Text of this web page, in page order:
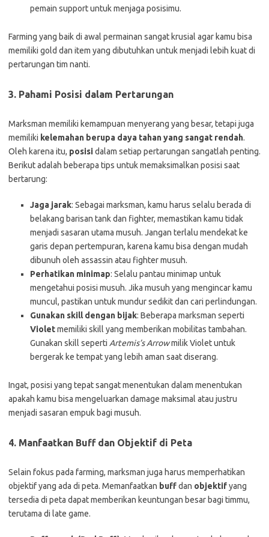
pemain support untuk menjaga posisimu.
Farming yang baik di awal permainan sangat krusial agar kamu bisa
memiliki gold dan item yang dibutuhkan untuk menjadi lebih kuat di
pertarungan tim nanti.
3. Pahami Posisi dalam Pertarungan
Marksman memiliki kemampuan menyerang yang besar, tetapi juga
memiliki kelemahan berupa daya tahan yang sangat rendah.
Oleh karena itu, posisidalam setiap pertarungan sangatlah penting.
Berikut adalah beberapa tips untuk memaksimalkan posisi saat
bertarung:
Jaga jarak: Sebagai marksman, kamu harus selalu berada di
belakang barisan tank dan fighter, memastikan kamu tidak
menjadi sasaran utama musuh. Jangan terlalu mendekat ke
garis depan pertempuran, karena kamu bisa dengan mudah
dibunuh oleh assassin atau fighter musuh.
Perhatikan minimap: Selalu pantau minimap untuk
mengetahui posisi musuh. Jika musuh yang mengincar kamu
muncul, pastikan untuk mundur sedikit dan cari perlindungan.
Gunakan skill dengan bijak: Beberapa marksman seperti
Violetmemiliki skill yang memberikan mobilitas tambahan.
Gunakan skill seperti Artemis’s Arrowmilik Violet untuk
bergerak ke tempat yang lebih aman saat diserang.
Ingat, posisi yang tepat sangat menentukan dalam menentukan
apakah kamu bisa mengeluarkan damage maksimal atau justru
menjadi sasaran empuk bagi musuh.
4. Manfaatkan Buff dan Objektif di Peta
Selain fokus pada farming, marksman juga harus memperhatikan
objektif yang ada di peta. Memanfaatkan buffdan objektifyang
tersedia di peta dapat memberikan keuntungan besar bagi timmu,
terutama di late game.